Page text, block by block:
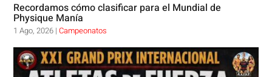
Recordamos cómo clasificar para el Mundial de
Physique Manía
1 Ago, 2026 |Campeonatos